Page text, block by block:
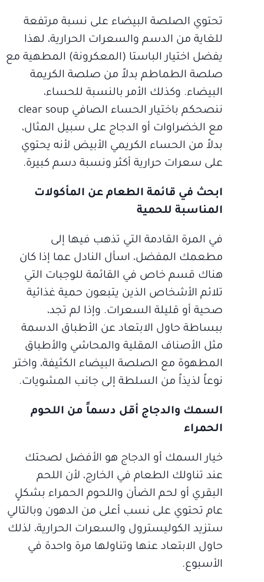
تحتوي الصلصة البيضاء على نسبة مرتفعة
للغاية من الدسم والسعرات الحرارية، لهذا
يفضل اختيار الباستا (المعكرونة) المطهية مع
صلصة الطماطم بدلاً من صلصة الكريمة
البيضاء. وكذلك الأمر بالنسبة للحساء،
ننصحكم باختيار الحساء الصافي clear soup
مع الخضراوات أو الدجاج على سبيل المثال،
بدلاً من الحساء الكريمي الأبيض لأنه يحتوي
على سعرات حرارية أكثر ونسبة دسم كبيرة.
ابحث في قائمة الطعام عن المأكولات
المناسبة للحمية
في المرة القادمة التي تذهب فيها إلى
مطعمك المفضل، اسأل النادل عما إذا كان
هناك قسم خاص في القائمة للوجبات التي
تلائم الأشخاص الذين يتبعون حمية غذائية
صحية أو قليلة السعرات. وإذا لم تجد،
ببساطة حاول الابتعاد عن الأطباق الدسمة
مثل الأصناف المقلية والمحاشي والأطباق
المطهوة مع الصلصة البيضاء الكثيفة، واختر
نوعاً لذيذاً من السلطة إلى جانب المشويات.
السمك والدجاج أقل دسماً من اللحوم
الحمراء
خيار السمك أو الدجاج هو الأفضل لصحتك
عند تناولك الطعام في الخارج، لأن اللحم
البقري أو لحم الضأن واللحوم الحمراء بشكلٍ
عام تحتوي على نسب أعلى من الدهون وبالتالي
ستزيد الكوليسترول والسعرات الحرارية، لذلك
حاول الابتعاد عنها وتناولها مرة واحدة في
الأسبوع.